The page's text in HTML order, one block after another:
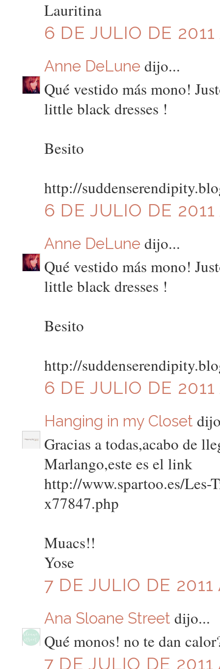
Lauritina
6 DE JULIO DE
Anne DeLune dijo...
Qué vestido más mono!
little black dresses !
Besito
http://
6 DE JULIO DE 2011
Anne DeLune dijo...
Qué vestido más mono!
little black dresses !
Besito
http://
6 DE JULIO DE 2011
Hanging in my Closet
Gracias a todas,acabo de
Marlango,este es el link
http://www.spartoo.es/
x77847.php
Muacs!!
Yose
7 DE JULIO DE 2011
Ana Sloane Street dijo...
Qué monos! no te dan
7 DE JULIO DE